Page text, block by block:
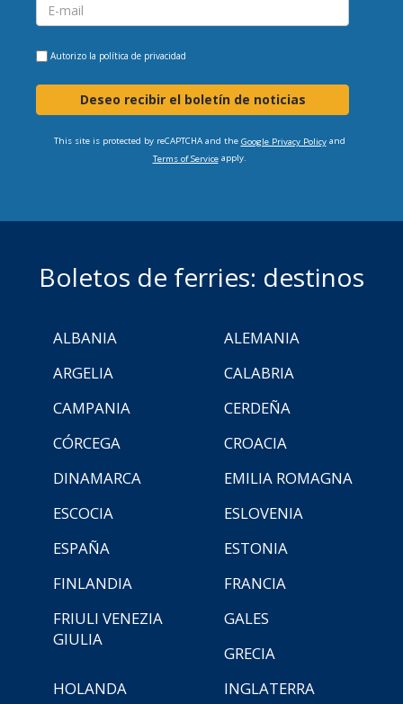
Autorizo la política de privacidad
Deseo recibir el boletín de noticias
This site is protected by reCAPTCHA and the Google Privacy Policyand
Terms of Serviceapply.
Boletos de ferries: destinos
ALBANIA
ALEMANIA
ARGELIA
CALABRIA
CAMPANIA
CERDEÑA
CÓRCEGA
CROACIA
DINAMARCA
EMILIA ROMAGNA
ESCOCIA
ESLOVENIA
ESPAÑA
ESTONIA
FINLANDIA
FRANCIA
FRIULI VENEZIA
GIULIA
GALES
GRECIA
HOLANDA
INGLATERRA